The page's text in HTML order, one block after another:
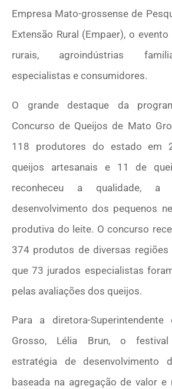
Empresa Mato-grossense de
Extensão Rural (Empaer), o
rurais, agroindústrias
especialistas e consumidores.
O grande destaque da
Concurso de Queijos de Mato
118 produtores do estado em
queijos artesanais e 11 de
reconheceu a qualidade,
desenvolvimento dos pequenos
produtiva do leite. O concurso
374 produtos de diversas regiões
que 73 jurados especialistas
pelas avaliações dos queijos.
Para a diretora-
Grosso, Lélia Brun, o
estratégia de desenvolvimento
baseada na agregação de valor e